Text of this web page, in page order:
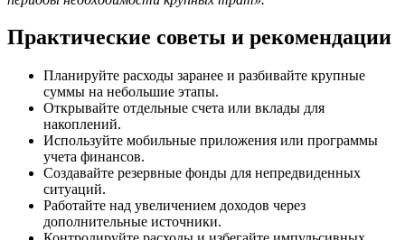
Практические советы и рекомендации
Планируйте расходы заранее и разбивайте крупные
суммы на небольшие этапы.
Открывайте отдельные счета или вклады для
накоплений.
Используйте мобильные приложения или программы
учета финансов.
Создавайте резервные фонды для непредвиденных
ситуаций.
Работайте над увеличением доходов через
дополнительные источники.